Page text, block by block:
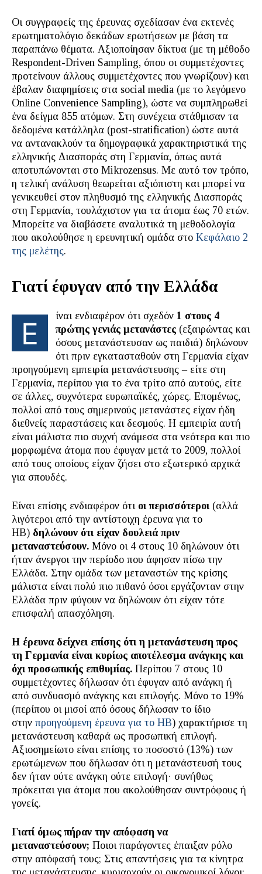
Οι συγγραφείς της έρευνας σχεδίασαν ένα εκτενές
ερωτηματολόγιο δεκάδων ερωτήσεων με βάση τα
παραπάνω θέματα. Αξιοποίησαν δίκτυα (με τη μέθοδο
Respondent-Driven Sampling, όπου οι συμμετέχοντες
προτείνουν άλλους συμμετέχοντες που γνωρίζουν) και
έβαλαν διαφημίσεις στα social media (με το λεγόμενο
Online Convenience Sampling), ώστε να συμπληρωθεί
ένα δείγμα 855 ατόμων. Στη συνέχεια στάθμισαν τα
δεδομένα κατάλληλα (post-stratification) ώστε αυτά
να αντανακλούν τα δημογραφικά χαρακτηριστικά της
ελληνικής Διασποράς στη Γερμανία, όπως αυτά
αποτυπώνονται στο Mikrozensus. Με αυτό τον τρόπο,
η τελική ανάλυση θεωρείται αξιόπιστη και μπορεί να
γενικευθεί στον πληθυσμό της ελληνικής Διασποράς
στη Γερμανία, τουλάχιστον για τα άτομα έως 70 ετών.
Μπορείτε να διαβάσετε αναλυτικά τη μεθοδολογία
που ακολούθησε η ερευνητική ομάδα στο Κεφάλαιο 2
της μελέτης.
Γιατί έφυγαν από την Ελλάδα
Ε
ίναι ενδιαφέρον ότι σχεδόν 1 στους 4
πρώτης γενιάς μετανάστες (εξαιρώντας και
όσους μετανάστευσαν ως παιδιά) δηλώνουν
ότι πριν εγκατασταθούν στη Γερμανία είχαν
προηγούμενη εμπειρία μετανάστευσης – είτε στη
Γερμανία, περίπου για το ένα τρίτο από αυτούς, είτε
σε άλλες, συχνότερα ευρωπαϊκές, χώρες. Επομένως,
πολλοί από τους σημερινούς μετανάστες είχαν ήδη
διεθνείς παραστάσεις και δεσμούς. Η εμπειρία αυτή
είναι μάλιστα πιο συχνή ανάμεσα στα νεότερα και πιο
μορφωμένα άτομα που έφυγαν μετά το 2009, πολλοί
από τους οποίους είχαν ζήσει στο εξωτερικό αρχικά
για σπουδές.
Είναι επίσης ενδιαφέρον ότι οι περισσότεροι (αλλά
λιγότεροι από την αντίστοιχη έρευνα για το
ΗΒ) δηλώνουν ότι είχαν δουλειά πριν
μεταναστεύσουν. Μόνο οι 4 στους 10 δηλώνουν ότι
ήταν άνεργοι την περίοδο που άφησαν πίσω την
Ελλάδα. Στην ομάδα των μεταναστών της κρίσης
μάλιστα είναι πολύ πιο πιθανό όσοι εργάζονταν στην
Ελλάδα πριν φύγουν να δηλώνουν ότι είχαν τότε
επισφαλή απασχόληση.
Η έρευνα δείχνει επίσης ότι η μετανάστευση προς
τη Γερμανία είναι κυρίως αποτέλεσμα ανάγκης και
όχι προσωπικής επιθυμίας. Περίπου 7 στους 10
συμμετέχοντες δήλωσαν ότι έφυγαν από ανάγκη ή
από συνδυασμό ανάγκης και επιλογής. Μόνο το 19%
(περίπου οι μισοί από όσους δήλωσαν το ίδιο
στην προηγούμενη έρευνα για το ΗΒ) χαρακτήρισε τη
μετανάστευση καθαρά ως προσωπική επιλογή.
Αξιοσημείωτο είναι επίσης το ποσοστό (13%) των
ερωτώμενων που δήλωσαν ότι η μετανάστευσή τους
δεν ήταν ούτε ανάγκη ούτε επιλογή· συνήθως
πρόκειται για άτομα που ακολούθησαν συντρόφους ή
γονείς.
Γιατί όμως πήραν την απόφαση να
μεταναστεύσουν; Ποιοι παράγοντες έπαιξαν ρόλο
στην απόφασή τους; Στις απαντήσεις για τα κίνητρα